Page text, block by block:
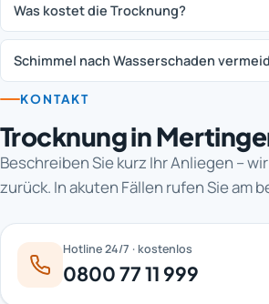
Was kostet die Trocknung?
Schimmel nach Wasserschaden
KONTAKT
Trocknung in
Beschreiben Sie kurz Ihr Anliegen –
zurück. In akuten Fällen rufen Sie am
Hotline 24/7 · kostenlos
0800 77 11 999